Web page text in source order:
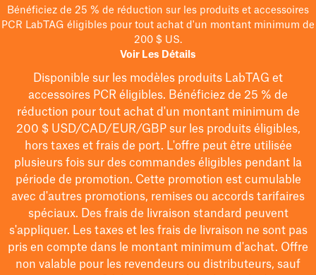
Bénéficiez de 25 % de réduction sur les produits et accessoires
PCR LabTAG éligibles pour tout achat d'un montant minimum de
200 $ US.
Voir Les Détails
Disponible sur les modèles produits LabTAG et
accessoires PCR éligibles. Bénéficiez de 25 % de
réduction pour tout achat d'un montant minimum de
200 $USD/CAD/EUR/GBPsur les produits éligibles,
hors taxes et frais de port. L'offre peut être utilisée
plusieurs fois sur des commandes éligibles pendant la
période de promotion. Cette promotion est cumulable
avec d'autres promotions, remises ou accords tarifaires
spéciaux. Des frais de livraison standard peuvent
s'appliquer. Les taxes et les frais de livraison ne sont pas
pris en compte dans le montant minimum d'achat. Offre
non valable pour les revendeurs ou distributeurs, sauf